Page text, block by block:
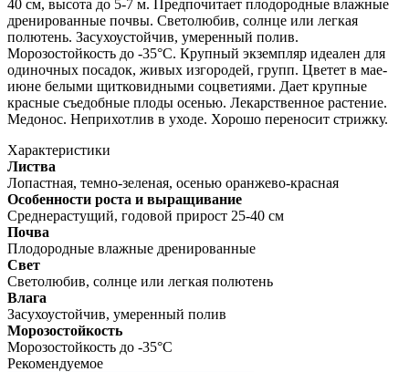
40 см, высота до 5-7 м. Предпочитает плодородные влажные
дренированные почвы. Светолюбив, солнце или легкая
полютень. Засухоустойчив, умеренный полив.
Морозостойкость до -35°C. Крупный экземпляр идеален для
одиночных посадок, живых изгородей, групп. Цветет в мае-
июне белыми щитковидными соцветиями. Дает крупные
красные съедобные плоды осенью. Лекарственное растение.
Медонос. Неприхотлив в уходе. Хорошо переносит стрижку.
Характеристики
Листва
Лопастная, темно-зеленая, осенью оранжево-красная
Особенности роста и выращивание
Среднерастущий, годовой прирост 25-40 см
Почва
Плодородные влажные дренированные
Свет
Светолюбив, солнце или легкая полютень
Влага
Засухоустойчив, умеренный полив
Морозостойкость
Морозостойкость до -35°C
Рекомендуемое